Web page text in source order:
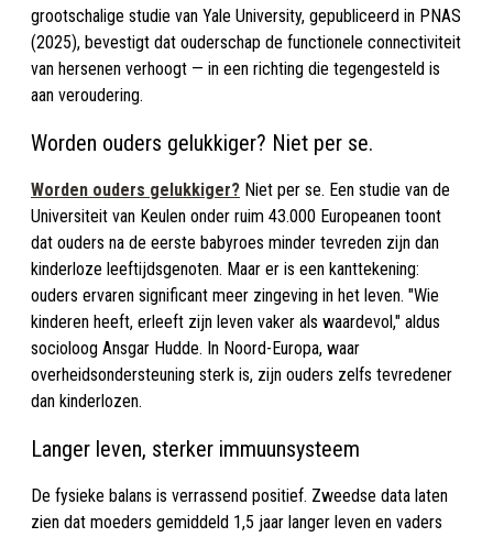
grootschalige studie van Yale University, gepubliceerd in PNAS
(2025), bevestigt dat ouderschap de functionele connectiviteit
van hersenen verhoogt — in een richting die tegengesteld is
aan veroudering.
Worden ouders gelukkiger? Niet per se.
Worden ouders gelukkiger? Niet per se. Een studie van de
Universiteit van Keulen onder ruim 43.000 Europeanen toont
dat ouders na de eerste babyroes minder tevreden zijn dan
kinderloze leeftijdsgenoten. Maar er is een kanttekening:
ouders ervaren significant meer zingeving in het leven. "Wie
kinderen heeft, erleeft zijn leven vaker als waardevol," aldus
socioloog Ansgar Hudde. In Noord-Europa, waar
overheidsondersteuning sterk is, zijn ouders zelfs tevredener
dan kinderlozen.
Langer leven, sterker immuunsysteem
De fysieke balans is verrassend positief. Zweedse data laten
zien dat moeders gemiddeld 1,5 jaar langer leven en vaders